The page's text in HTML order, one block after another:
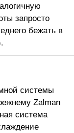
запросто
бежать в
системы
Zalman
система